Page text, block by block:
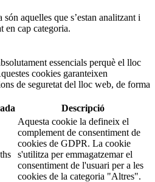
aquelles que s’estan analitzant i
en cap categoria.
essencials perquè el lloc
cookies garanteixen
de seguretat del lloc web, de forma
Descripció
Aquesta cookie la defineix el
complement de consentiment de
cookies de GDPR. La cookie
s'utilitza per emmagatzemar el
consentiment de l'usuari per a les
cookies de la categoria "Altres".